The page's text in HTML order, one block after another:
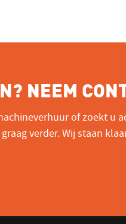
NEEM
of zoekt u
verder. Wij staan